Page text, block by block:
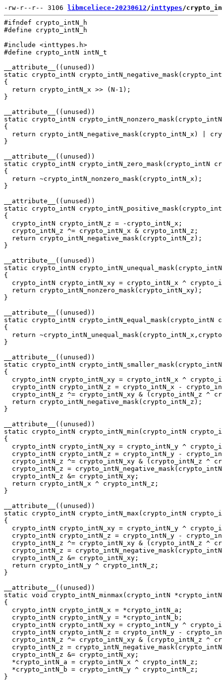
-rw-r--r-- 3106 libmceliece-20230612/inttypes/
#ifndef crypto_intN_h
#define crypto_intN_h
#include <inttypes.h>
#define crypto_intN intN_t
__attribute__((unused))
static crypto_intN
{
  return crypto_intN_x >> (N-1);
}
__attribute__((unused))
static crypto_intN
{
return crypto_intN_negative_mask(crypto_intN_x) |
}
__attribute__((unused))
static crypto_intN crypto_intN_zero_mask(crypto_intN
{
  return ~crypto_intN_nonzero_mask(crypto_intN_x);
}
__attribute__((unused))
static crypto_intN
{
  crypto_intN crypto_intN_z = -crypto_intN_x;
  crypto_intN_z ^= crypto_intN_x & crypto_intN_z;
  return crypto_intN_negative_mask(crypto_intN_z);
}
__attribute__((unused))
static crypto_intN
{
crypto_intN crypto_intN_xy = crypto_intN_x ^
  return crypto_intN_nonzero_mask(crypto_intN_xy);
}
__attribute__((unused))
static crypto_intN crypto_intN_equal_mask(crypto_intN
{
return
}
__attribute__((unused))
static crypto_intN
{
crypto_intN crypto_intN_xy = crypto_intN_x ^
crypto_intN crypto_intN_z = crypto_intN_x -
crypto_intN_z ^= crypto_intN_xy & (crypto_intN_z ^
  return crypto_intN_negative_mask(crypto_intN_z);
}
__attribute__((unused))
static crypto_intN crypto_intN_min(crypto_intN
{
crypto_intN crypto_intN_xy = crypto_intN_y ^
crypto_intN crypto_intN_z = crypto_intN_y -
crypto_intN_z ^= crypto_intN_xy & (crypto_intN_z ^
crypto_intN_z =
  crypto_intN_z &= crypto_intN_xy;
  return crypto_intN_x ^ crypto_intN_z;
}
__attribute__((unused))
static crypto_intN crypto_intN_max(crypto_intN
{
crypto_intN crypto_intN_xy = crypto_intN_y ^
crypto_intN crypto_intN_z = crypto_intN_y -
crypto_intN_z ^= crypto_intN_xy & (crypto_intN_z ^
crypto_intN_z =
  crypto_intN_z &= crypto_intN_xy;
  return crypto_intN_y ^ crypto_intN_z;
}
__attribute__((unused))
static void crypto_intN_minmax(crypto_intN
{
  crypto_intN crypto_intN_x = *crypto_intN_a;
  crypto_intN crypto_intN_y = *crypto_intN_b;
crypto_intN crypto_intN_xy = crypto_intN_y ^
crypto_intN crypto_intN_z = crypto_intN_y -
crypto_intN_z ^= crypto_intN_xy & (crypto_intN_z ^
crypto_intN_z =
  crypto_intN_z &= crypto_intN_xy;
  *crypto_intN_a = crypto_intN_x ^ crypto_intN_z;
  *crypto_intN_b = crypto_intN_y ^ crypto_intN_z;
}